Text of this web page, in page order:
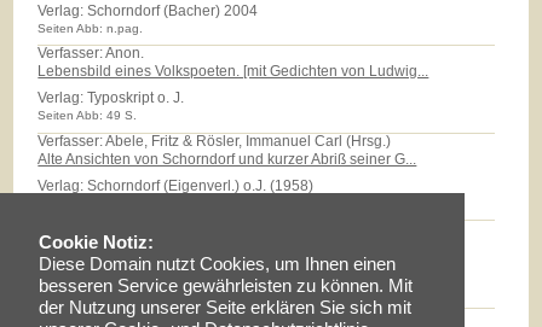
Cookie Notiz:
Diese Domain nutzt Cookies, um Ihnen einen
besseren Service gewährleisten zu können. Mit
der Nutzung unserer Seite erklären Sie sich mit
Verlag:Schorndorf (Bacher) 2004
Seiten Abb: n.pag.
Verfasser: Anon.
Lebensbild eines Volkspoeten. [mit Gedichten von Ludwig...
Verlag:Typoskript o. J.
Seiten Abb: 49 S.
Verfasser: Abele, Fritz & Rösler, Immanuel Carl (Hrsg.)
Alte Ansichten von Schorndorf und kurzer Abriß seiner G...
Verlag:Schorndorf (Eigenverl.) o.J. (1958)
Das Röhm-Areal: Eine Zeitreise in das Quartier der 'Sti...
Verlag: Typoskript 2006
Seiten Abb: 27 S.
Verfasser: Abele, Eberhard